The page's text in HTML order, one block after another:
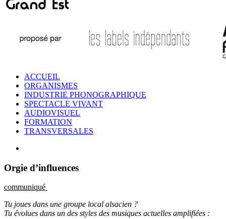
ACCUEIL
ORGANISMES
INDUSTRIE PHONOGRAPHIQUE
SPECTACLE VIVANT
AUDIOVISUEL
FORMATION
TRANSVERSALES
Orgie d’influences
communiqué
Tu joues dans une groupe local alsacien ?
Tu évolues dans un des styles des musiques actuelles amplifiées :